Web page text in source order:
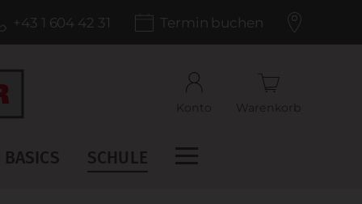
+43 1 604 42 31 Termin buchen
Konto
Warenkorb
BASICS SCHULE